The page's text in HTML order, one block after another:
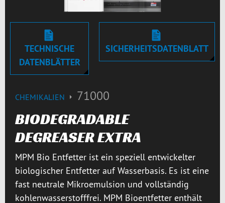
TECHNISCHE
DATENBLÄTTER
SICHERHEITSDATENBLATT
CHEMIKALIEN 71000
BIODEGRADABLE
DEGREASER EXTRA
MPM Bio Entfetter ist ein speziell entwickelter
biologischer Entfetter auf Wasserbasis. Es ist eine
fast neutrale Mikroemulsion und vollständig
kohlenwasserstofffrei. MPM Bioentfetter enthält